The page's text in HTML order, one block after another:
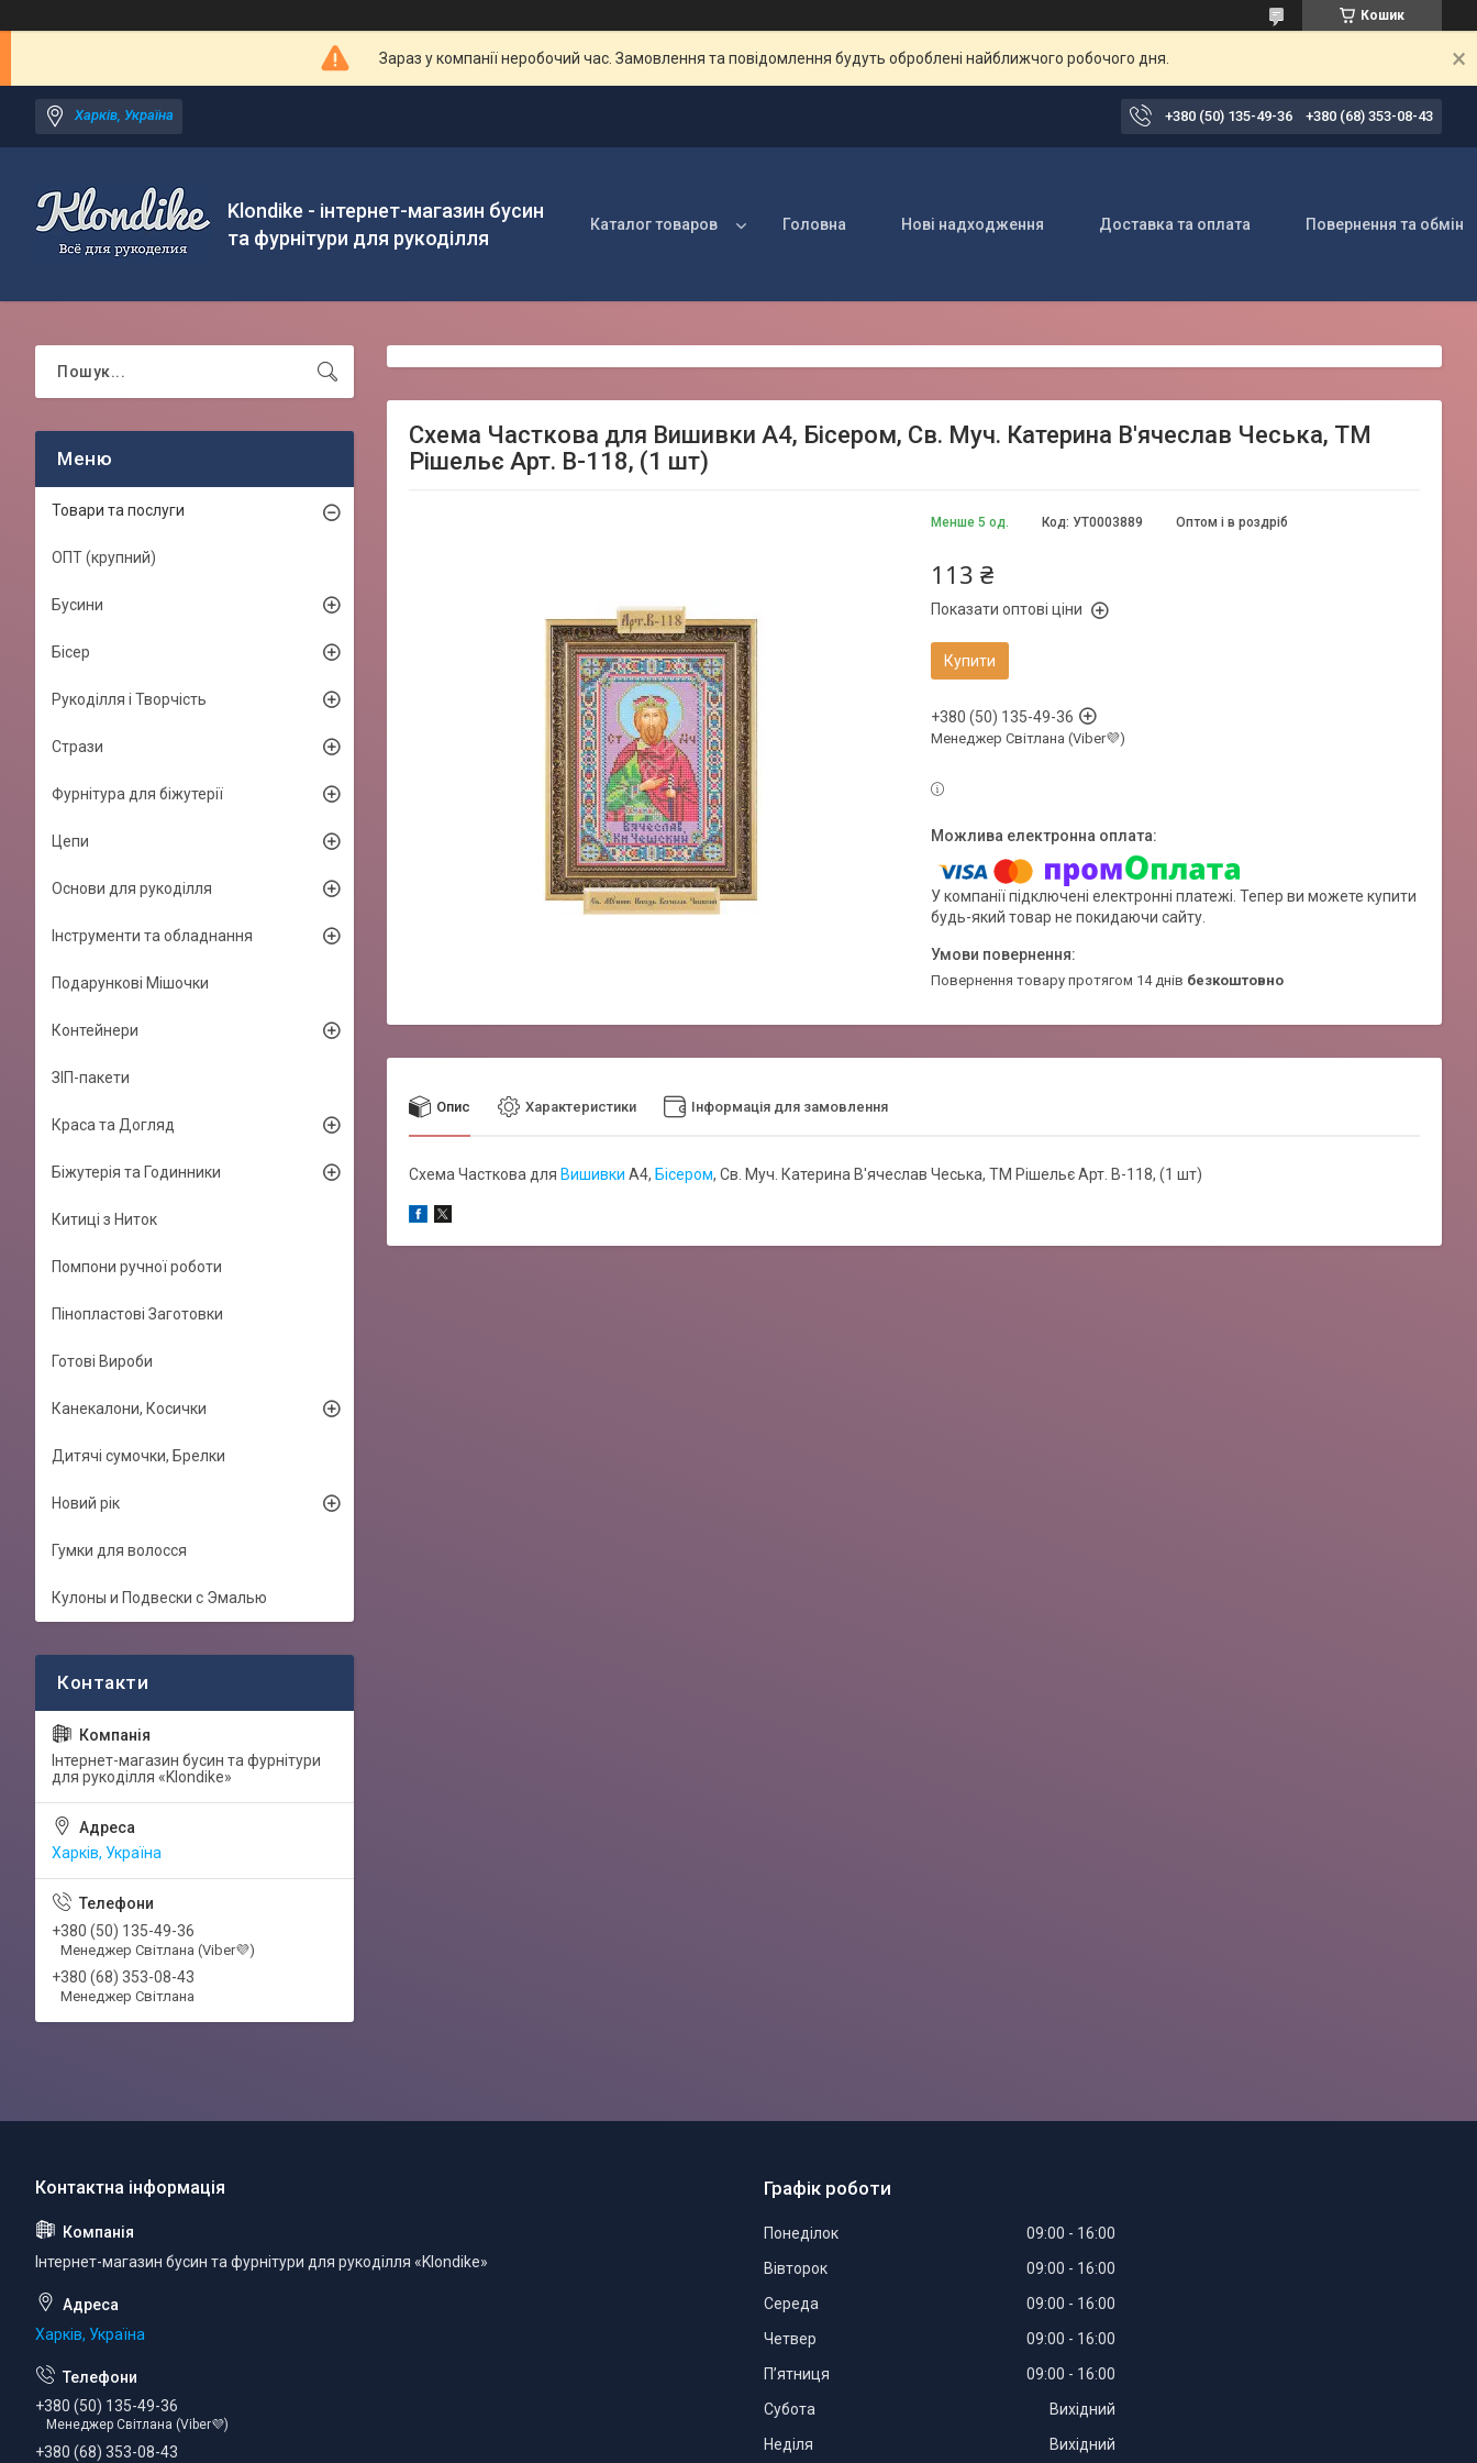
Кошик
Зараз у компанії неробочий час. Замовлення та повідомлення будуть оброблені найближчого робочого дня.
Харків, Україна +380 (50) 135-49-36 +380 (68) 353-08-43
Klondike - інтернет-магазин бусин
та фурнітури для рукоділля
Каталог товаров Головна Нові надходження Доставка та оплата Повернення та обмін
Схема Часткова для Вишивки А4, Бісером, Св. Муч. Катерина В'ячеслав Чеська, ТМ
Рішельє Арт. В-118, (1 шт)
Менше 5 од. Оптом і в роздріб
Код: УТ0003889
113 ₴
Показати оптові ціни
Купити
+380 (50) 135-49-36
Менеджер Світлана (Viber💜)
У компанії підключені електронні платежі. Тепер ви можете купити
будь-який товар не покидаючи сайту.
повернення товару протягом 14 днів безкоштовно
Опис Характеристики Інформація для замовлення
Схема Часткова для Вишивки А4, Бісером, Св. Муч. Катерина В'ячеслав Чеська, ТМ Рішельє Арт. В-118, (1 шт)
Товари та послуги
ОПТ (крупний)
Бусини
Бісер
Рукоділля і Творчість
Стрази
Фурнітура для біжутерії
Цепи
Основи для рукоділля
Інструменти та обладнання
Подарункові Мішочки
Контейнери
ЗІП-пакети
Краса та Догляд
Біжутерія та Годинники
Китиці з Ниток
Помпони ручної роботи
Пінопластові Заготовки
Готові Вироби
Канекалони, Косички
Дитячі сумочки, Брелки
Новий рік
Гумки для волосся
Кулоны и Подвески с Эмалью
Інтернет-магазин бусин та фурнітури
для рукоділля «Klondike»
Харків, Україна
+380 (50) 135-49-36
Менеджер Світлана (Viber💜)
+380 (68) 353-08-43
Менеджер Світлана
Інтернет-магазин бусин та фурнітури для рукоділля «Klondike»
Харків, Україна
+380 (50) 135-49-36
Менеджер Світлана (Viber💜)
+380 (68) 353-08-43
Графік роботи
Понеділок 09:00
16:00
Вівторок
09:00
16:00
Середа
09:00
16:00
Четвер
09:00
16:00
Пʼятниця
09:00
16:00
Субота
Вихідний
Неділя
Вихідний